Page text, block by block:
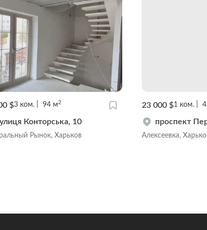
$3 ком. 94 м2
Конторська, 10
Рынок, Харьков
23 000 $1 ком.
проспект
Алексеевка,